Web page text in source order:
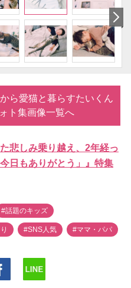
ら愛猫と暮らすたいくん
ト集画像一覧へ
悲しみ乗り越え、2年経っ
日もありがとう」』特集
#話題のキッズ
#SNS人気 #ママ・パパ